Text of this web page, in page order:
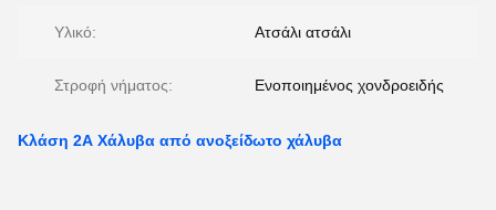
Υλικό: Ατσάλι ατσάλι
Στροφή νήματος: Ενοποιημένος χονδροειδής
Κλάση 2Α Χάλυβα από ανοξείδωτο χάλυβα